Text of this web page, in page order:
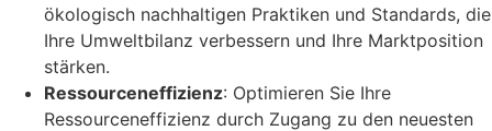
ökologisch nachhaltigen Praktiken und Standards, die
Ihre Umweltbilanz verbessern und Ihre Marktposition
stärken.
Ressourceneffizienz: Optimieren Sie Ihre
Ressourceneffizienz durch Zugang zu den neuesten